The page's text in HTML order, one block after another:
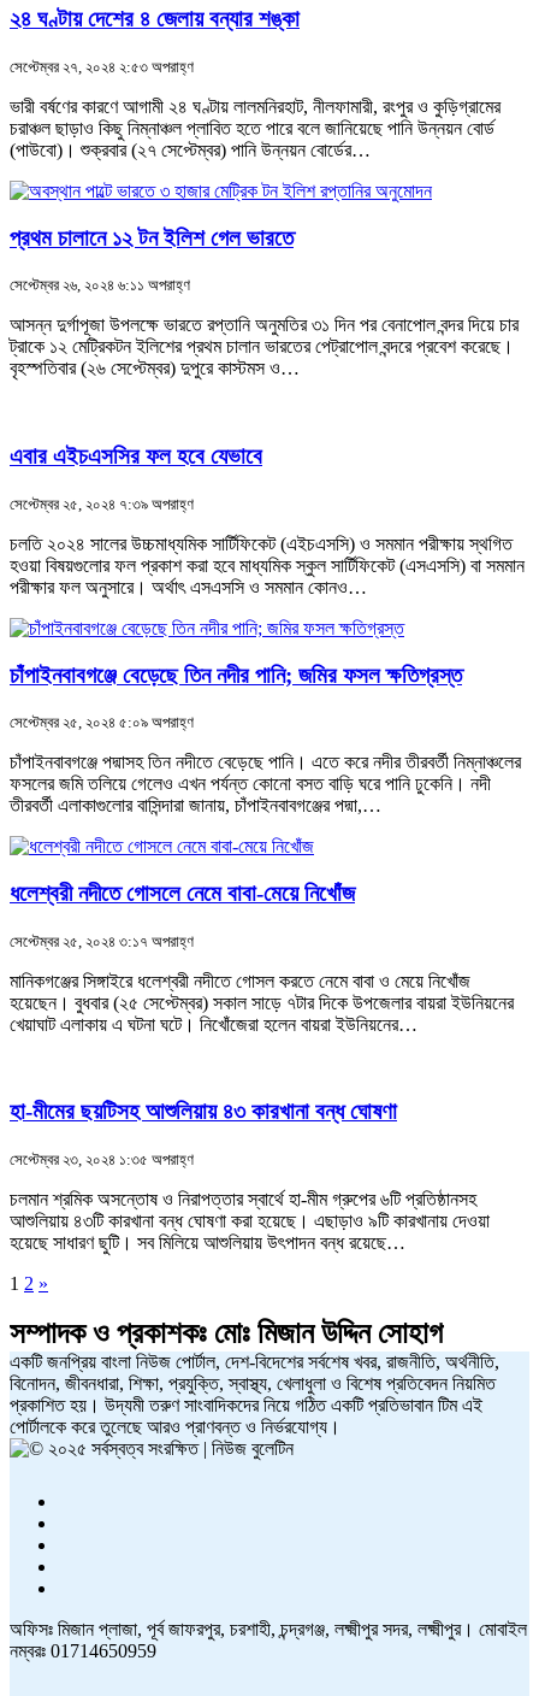
২৪ ঘণ্টায় দেশের ৪ জেলায় বন্যার শঙ্কা
সেপ্টেম্বর ২৭, ২০২৪ ২:৫৩ অপরাহ্ণ
ভারী বর্ষণের কারণে আগামী ২৪ ঘণ্টায় লালমনিরহাট, নীলফামারী, রংপুর ও কুড়িগ্রামের
চরাঞ্চল ছাড়াও কিছু নিম্নাঞ্চল প্লাবিত হতে পারে বলে জানিয়েছে পানি উন্নয়ন বোর্ড
(পাউবো)। শুক্রবার (২৭ সেপ্টেম্বর) পানি উন্নয়ন বোর্ডের…
প্রথম চালানে ১২ টন ইলিশ গেল ভারতে
সেপ্টেম্বর ২৬, ২০২৪ ৬:১১ অপরাহ্ণ
আসন্ন দুর্গাপূজা উপলক্ষে ভারতে রপ্তানি অনুমতির ৩১ দিন পর বেনাপোল বন্দর দিয়ে চার
ট্রাকে ১২ মেট্রিকটন ইলিশের প্রথম চালান ভারতের পেট্রাপোল বন্দরে প্রবেশ করেছে।
বৃহস্পতিবার (২৬ সেপ্টেম্বর) দুপুরে কাস্টমস ও…
এবার এইচএসসির ফল হবে যেভাবে
সেপ্টেম্বর ২৫, ২০২৪ ৭:৩৯ অপরাহ্ণ
চলতি ২০২৪ সালের উচ্চমাধ্যমিক সার্টিফিকেট (এইচএসসি) ও সমমান পরীক্ষায় স্থগিত
হওয়া বিষয়গুলোর ফল প্রকাশ করা হবে মাধ্যমিক স্কুল সার্টিফিকেট (এসএসসি) বা সমমান
পরীক্ষার ফল অনুসারে। অর্থাৎ এসএসসি ও সমমান কোনও…
চাঁপাইনবাবগঞ্জে বেড়েছে তিন নদীর পানি; জমির ফসল ক্ষতিগ্রস্ত
সেপ্টেম্বর ২৫, ২০২৪ ৫:০৯ অপরাহ্ণ
চাঁপাইনবাবগঞ্জে পদ্মাসহ তিন নদীতে বেড়েছে পানি। এতে করে নদীর তীরবর্তী নিম্নাঞ্চলের
ফসলের জমি তলিয়ে গেলেও এখন পর্যন্ত কোনো বসত বাড়ি ঘরে পানি ঢুকেনি। নদী
তীরবর্তী এলাকাগুলোর বাসিন্দারা জানায়, চাঁপাইনবাবগঞ্জের পদ্মা,…
ধলেশ্বরী নদীতে গোসলে নেমে বাবা-মেয়ে নিখোঁজ
সেপ্টেম্বর ২৫, ২০২৪ ৩:১৭ অপরাহ্ণ
মানিকগঞ্জের সিঙ্গাইরে ধলেশ্বরী নদীতে গোসল করতে নেমে বাবা ও মেয়ে নিখোঁজ
হয়েছেন। বুধবার (২৫ সেপ্টেম্বর) সকাল সাড়ে ৭টার দিকে উপজেলার বায়রা ইউনিয়নের
খেয়াঘাট এলাকায় এ ঘটনা ঘটে। নিখোঁজেরা হলেন বায়রা ইউনিয়নের…
হা-মীমের ছয়টিসহ আশুলিয়ায় ৪৩ কারখানা বন্ধ ঘোষণা
সেপ্টেম্বর ২৩, ২০২৪ ১:৩৫ অপরাহ্ণ
চলমান শ্রমিক অসন্তোষ ও নিরাপত্তার স্বার্থে হা-মীম গ্রুপের ৬টি প্রতিষ্ঠানসহ
আশুলিয়ায় ৪৩টি কারখানা বন্ধ ঘোষণা করা হয়েছে। এছাড়াও ৯টি কারখানায় দেওয়া
হয়েছে সাধারণ ছুটি। সব মিলিয়ে আশুলিয়ায় উৎপাদন বন্ধ রয়েছে…
1 2 »
সম্পাদক ও প্রকাশকঃ মোঃ মিজান উদ্দিন সোহাগ
একটি জনপ্রিয় বাংলা নিউজ পোর্টাল, দেশ-বিদেশের সর্বশেষ খবর, রাজনীতি, অর্থনীতি,
বিনোদন, জীবনধারা, শিক্ষা, প্রযুক্তি, স্বাস্থ্য, খেলাধুলা ও বিশেষ প্রতিবেদন নিয়মিত
প্রকাশিত হয়। উদ্যমী তরুণ সাংবাদিকদের নিয়ে গঠিত একটি প্রতিভাবান টিম এই
পোর্টালকে করে তুলেছে আরও প্রাণবন্ত ও নির্ভরযোগ্য।
অফিসঃ মিজান প্লাজা, পূর্ব জাফরপুর, চরশাহী, চন্দ্রগঞ্জ, লক্ষ্মীপুর সদর, লক্ষ্মীপুর। মোবাইল
নম্বরঃ 01714650959